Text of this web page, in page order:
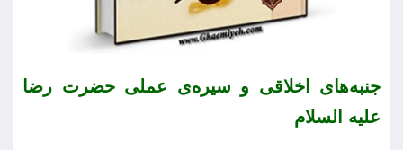
جنبه‌های اخلاقی و سیره‌ی عملی حضرت رضا
علیه السلام